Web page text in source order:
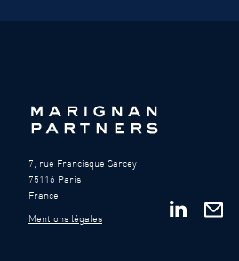
7, rue Francisque Sarcey
75116 Paris
France
Mentions légales